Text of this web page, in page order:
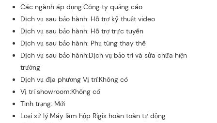
Các ngành áp dụng:Công ty quảng cáo
Dịch vụ sau bảo hành: Hỗ trợ kỹ thuật video
Dịch vụ sau bảo hành: Hỗ trợ trực tuyến
Dịch vụ sau bảo hành: Phụ tùng thay thế
Dịch vụ sau bảo hành:Dịch vụ bảo trì và sửa chữa hiện
trường
Dịch vụ địa phương Vị trí:Không có
Vị trí showroom:Không có
Tình trạng: Mới
Loại xử lý:Máy làm hộp Rigix hoàn toàn tự động